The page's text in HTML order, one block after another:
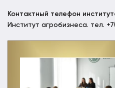
Контактный телефон
Институт агробизнеса. тел.